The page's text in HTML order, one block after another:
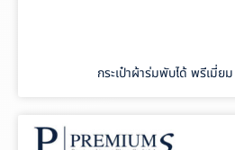
กระเป๋าผ้าร่มพับได้ พรีเมี่ย